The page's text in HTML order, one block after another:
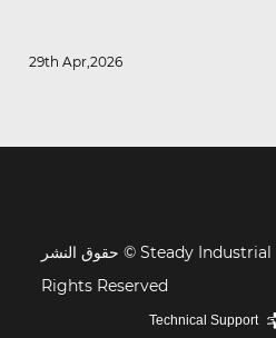
29th Apr,2026
حقوق النشر © Steady Industrial Fasteners CO., LTD. All
Rights Reserved
Technical Support ：